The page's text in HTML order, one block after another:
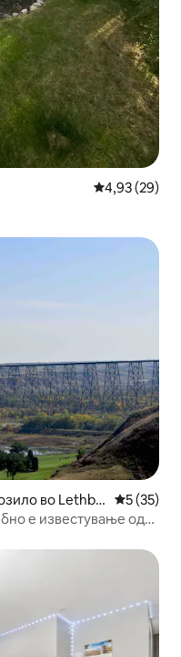
Просечна
4,93 (29)
во Lethbri
Просечна
5 (35)
е известување од